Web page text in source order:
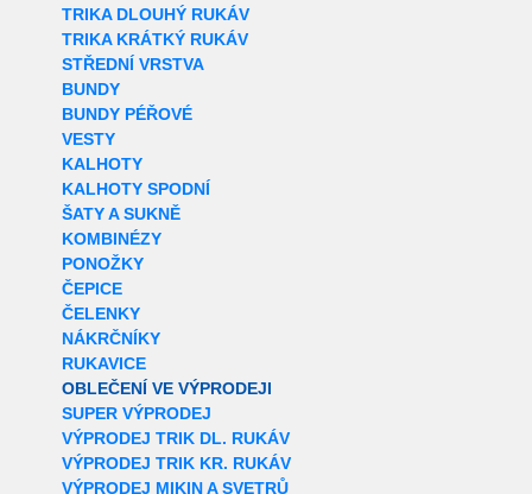
TRIKA DLOUHÝ RUKÁV
TRIKA KRÁTKÝ RUKÁV
STŘEDNÍ VRSTVA
BUNDY
BUNDY PÉŘOVÉ
VESTY
KALHOTY
KALHOTY SPODNÍ
ŠATY A SUKNĚ
KOMBINÉZY
PONOŽKY
ČEPICE
ČELENKY
NÁKRČNÍKY
RUKAVICE
OBLEČENÍ VE VÝPRODEJI
SUPER VÝPRODEJ
VÝPRODEJ TRIK DL. RUKÁV
VÝPRODEJ TRIK KR. RUKÁV
VÝPRODEJ MIKIN A SVETRŮ